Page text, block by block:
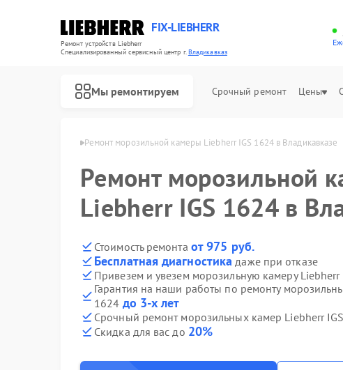
FIX-LIEBHERR
Ремонт устройств Liebherr
Специализированный cервисный центр г.Владикавказ
Мы ремонтируем Срочный ремонт Цены
Ремонт морозильной камеры Liebherr IGS 1624 в Владикавказе
Ремонт морозильной
Liebherr IGS 1624 в
Стоимость ремонта от 975 руб.
Бесплатная диагностика даже при отказе
Привезем и увезем морозильную камеру
Гарантия на наши работы по ремонту
1624 до 3-х лет
Срочный ремонт морозильных камер Liebherr
Скидка для вас до 20%